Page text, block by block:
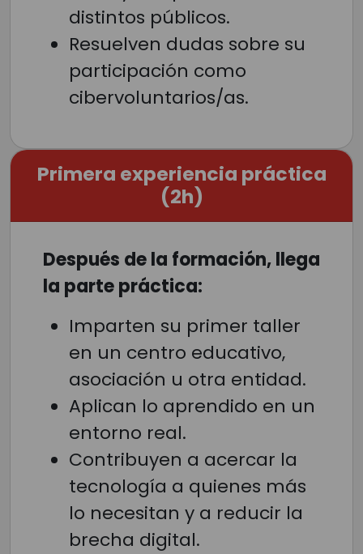
distintos públicos.
Resuelven dudas sobre su
participación como
cibervoluntarios/as.
Primera experiencia práctica
(2h)
Después de la formación, llega
la parte práctica:
Imparten su primer taller
en un centro educativo,
asociación u otra entidad.
Aplican lo aprendido en un
entorno real.
Contribuyen a acercar la
tecnología a quienes más
lo necesitan y a reducir la
brecha digital.